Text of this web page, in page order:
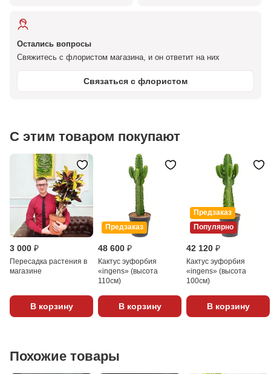
Остались вопросы
Свяжитесь с флористом магазина, и он ответит на них
Связаться с флористом
С этим товаром покупают
3 000 ₽
Пересадка растения в
магазине
В корзину
Предзаказ
48 600 ₽
Кактус эуфорбия
«ingens» (высота
110см)
В корзину
Предзаказ
Популярно
42 120 ₽
Кактус эуфорбия
«ingens» (высота
100см)
В корзину
Похожие товары